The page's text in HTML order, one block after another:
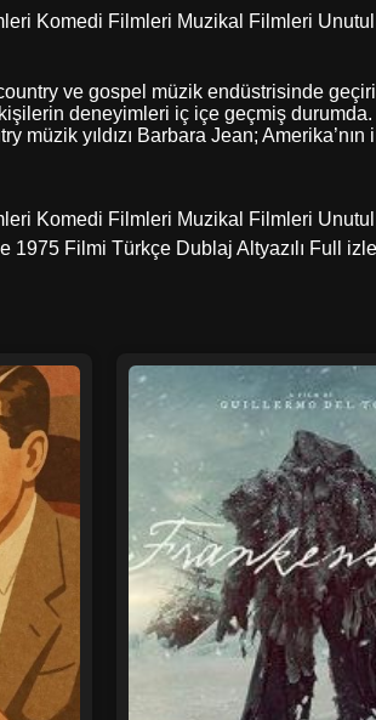
Komedi Filmleri Muzikal Filmleri
ve gospel müzik endüstrisinde
deneyimleri iç içe geçmiş durumda.
yıldızı Barbara Jean;
Komedi Filmleri Muzikal Filmleri
Filmi Türkçe Dublaj Altyazılı Full